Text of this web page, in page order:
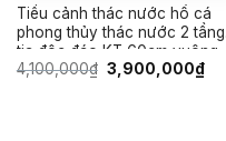
Tiểu cảnh thác nước hồ cá
phong thủy thác nước 2 tầng
tia độc đáo KT 60cm vuông
4,100,000₫ Giá
gốc
3,900,000₫Giá
hiện